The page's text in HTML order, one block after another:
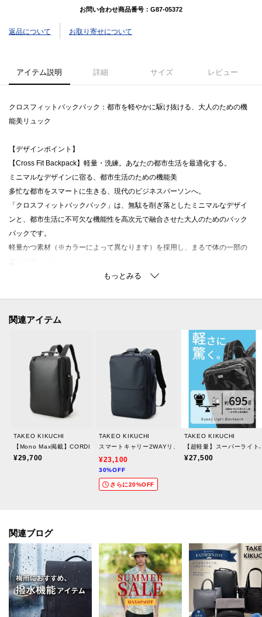
お問い合わせ商品番号： G87-05372
返品について お取り寄せについて
アイテム説明 詳細 サイズ レビュー
クロスフィットバックパック：都市を軽やかに駆け抜ける、大人のための機
能美リュック
【デザインポイント】
【Cross Fit Backpack】軽量・洗練。あなたの都市生活を最適化する。
ミニマルなデザインに宿る、都市生活のための機能美
多忙な都市をスマートに生きる、現代のビジネスパーソンへ。
「クロスフィットバックパック」は、無駄を削ぎ落としたミニマルなデザイ
ンと、都市生活に不可欠な機能性を高次元で融合させた大人のためのバック
パックです。
軽量かつ素材（※カラーによって異なります）を採用し、まるで体の一部の
IT系やフリーアドレスといった、フレキシブルな働き方をするあなたにこそ、
上品な素材と計算されたデザインが魅せる、大人の風格
本体には、美しい光沢と手触りが上品さを醸し出す素材を採用。特に注目す
べきは、「綺麗なテープショルダー」。
ジャケットや羽織りアイテムの上から背負っても、その洗練されたデザイン
は決して崩れることなく、ビジネススタイルにすっきりと調和します。
オフィスからカフェ、出張先まで、どんなシーンでも品格を損ないません。
軽やかに、そしてスマートに。都市型機能性の真髄
約850gという驚きの軽さは、長時間の移動や満員電車でもストレスを感じさ
せません。
019カラー（ゾッキ）：全体に耐水性のある生地を使用。突然の雨にも強く、
安心してご使用いただけます（※完全防水ではありません）。
519カラー（コンビ））＊＊：カブセ部分に耐水性のある生地を採用。特に水
濡れしやすい部分を保護します。
あなたのビジネスを加速させる、次世代の収納力
ジャケットに”添う”ショルダー：計算し尽くされたショルダーハーネスは、ス
関連アイテム
TAKEO KIKUCHI
【Mono Max掲載】CORDLEY（R）2WAYバッグ
¥29,700
TAKEO KIKUCHI
スマートキャリー2WAYリュック
¥23,100
30%OFF
さらに20%OFF
TAKEO KIKUCHI
【超軽量】スーパーライト
¥27,500
関連ブログ